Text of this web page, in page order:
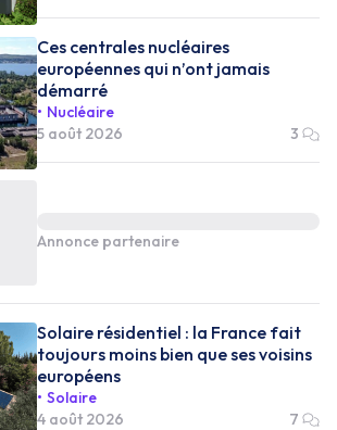
Ces centrales nucléaires
européennes qui n’ont jamais
démarré
Nucléaire
5 août 2026
3
Annonce partenaire
Solaire résidentiel : la France fait
toujours moins bien que ses voisins
européens
Solaire
4 août 2026
7